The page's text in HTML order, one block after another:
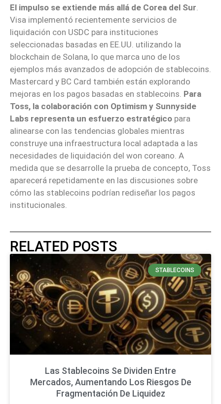
El impulso se extiende más allá de Corea del Sur.
Visa implementó recientemente servicios de
liquidación con USDC para instituciones
seleccionadas basadas en EE.UU. utilizando la
blockchain de Solana, lo que marca uno de los
ejemplos más avanzados de adopción de stablecoins.
Mastercard y BC Card también están explorando
mejoras en los pagos basadas en stablecoins. Para
Toss, la colaboración con Optimism y Sunnyside
Labs representa un esfuerzo estratégico para
alinearse con las tendencias globales mientras
construye una infraestructura local adaptada a las
necesidades de liquidación del won coreano. A
medida que se desarrolle la prueba de concepto, Toss
aparecerá repetidamente en las discusiones sobre
cómo las stablecoins podrían rediseñar los pagos
institucionales.
RELATED POSTS
STABLECOINS
Las Stablecoins Se Dividen Entre
Mercados, Aumentando Los Riesgos De
Fragmentación De Liquidez